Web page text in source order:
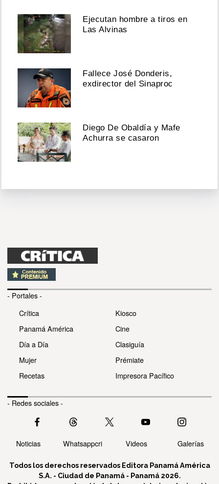
Ejecutan hombre a tiros en
Las Alvinas
Fallece José Donderis,
exdirector del Sinaproc
Diego De Obaldía y Mafe
Achurra se casaron
- Portales -
Crítica
Panamá América
Día a Día
Mujer
Recetas
Kiosco
Cine
Clasiguía
Prémiate
Impresora Pacífico
- Redes sociales -
Noticias Whatsappcri Videos Galerías
Todos los derechos reservados Editora Panamá América
S.A. - Ciudad de Panamá - Panamá 2026.